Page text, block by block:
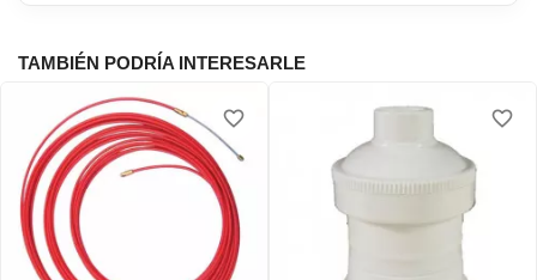
TAMBIÉN PODRÍA INTERESARLE
favorite_border favorite_border